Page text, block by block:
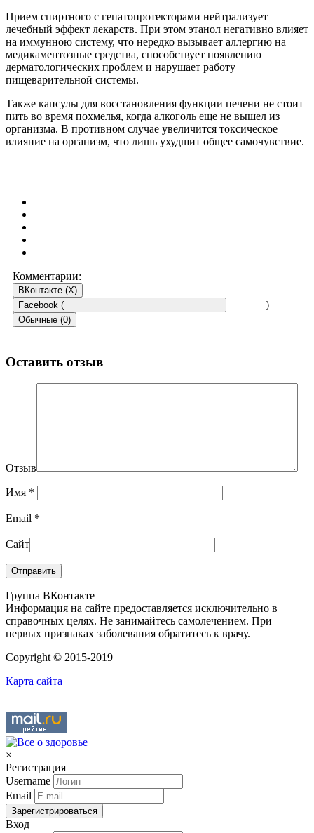
Прием спиртного с гепатопротекторами нейтрализует
лечебный эффект лекарств. При этом этанол негативно влияет
на иммунною систему, что нередко вызывает аллергию на
медикаментозные средства, способствует появлению
дерматологических проблем и нарушает работу
пищеварительной системы.
Также капсулы для восстановления функции печени не стоит
пить во время похмелья, когда алкоголь еще не вышел из
организма. В противном случае увеличится токсическое
влияние на организм, что лишь ухудшит общее самочувствие.
Комментарии:
ВКонтакте (X)
Facebook (
)
Обычные (0)
Оставить отзыв
Отзыв
Имя *
Email *
Сайт
Группа ВКонтакте
Информация на сайте предоставляется исключительно в
справочных целях. Не занимайтесь самолечением. При
первых признаках заболевания обратитесь к врачу.
Copyright © 2015-2019
Карта сайта
×
Регистрация
Username
Email
Зарегистрироваться
Вход